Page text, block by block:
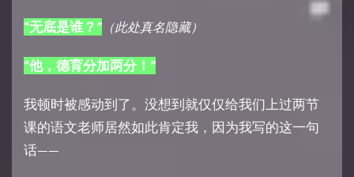
“无底是谁？” （此处真名隐藏）
“他，德育分加两分！”
我顿时被感动到了。没想到就仅仅给我们上过两节
课的语文老师居然如此肯定我，因为我写的这一句
话——